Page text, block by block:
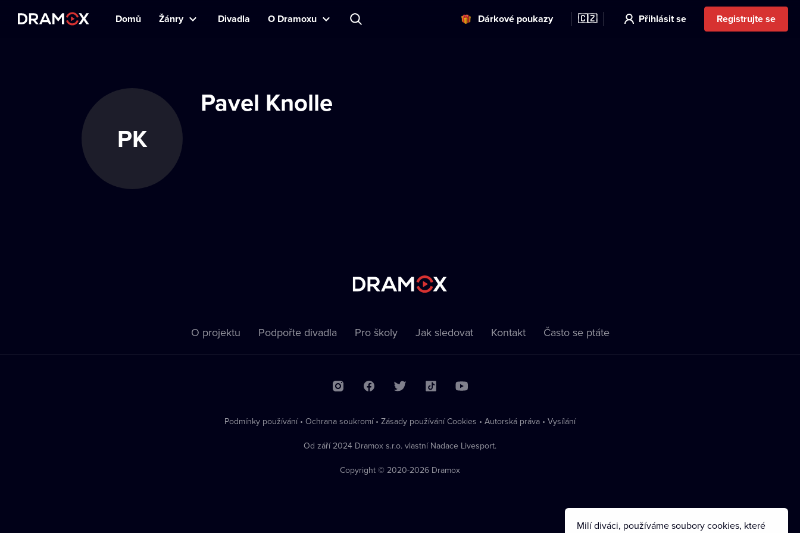
Domů Žánry Divadla O Dramoxu Dárkové poukazy 🇨🇿 Přihlásit se Registrujte se
PK
Pavel Knolle
O projektu Podpořte divadla Pro školy Jak sledovat Kontakt Často se ptáte
Podmínky používání • Ochrana soukromí • Zásady používání Cookies • Autorská práva • Vysílání
Od září 2024 Dramox s.r.o. vlastní Nadace Livesport.
Copyright © 2020-2026 Dramox
Milí diváci, používáme soubory cookies, které